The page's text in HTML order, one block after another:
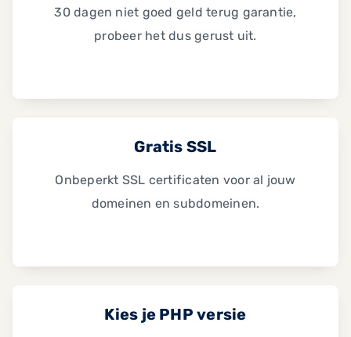
30 dagen niet goed geld terug garantie,
probeer het dus gerust uit.
Gratis SSL
Onbeperkt SSL certificaten voor al jouw
domeinen en subdomeinen.
Kies je PHP versie